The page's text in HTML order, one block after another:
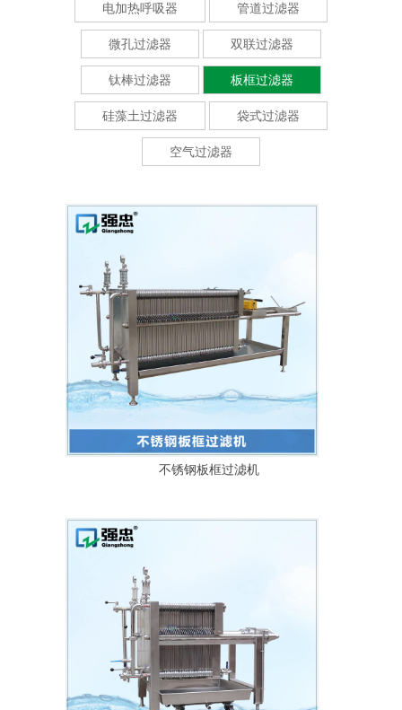
电加热呼吸器 管道过滤器
微孔过滤器 双联过滤器
钛棒过滤器 板框过滤器
硅藻土过滤器 袋式过滤器
空气过滤器
不锈钢板框过滤机